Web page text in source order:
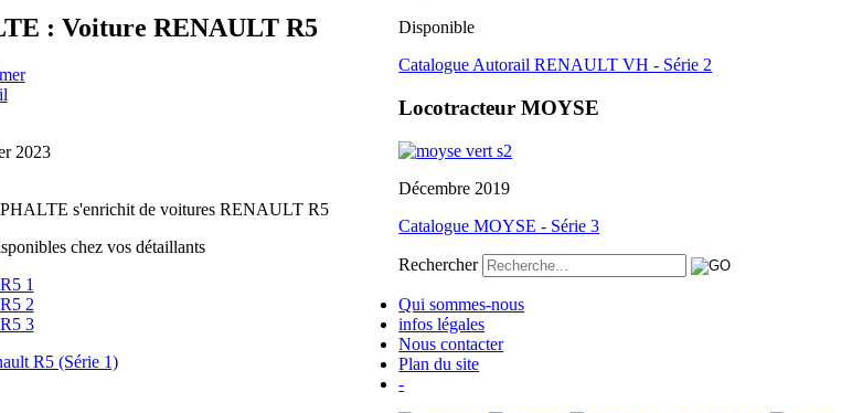
: Voiture RENAULT R5
2023
s'enrichit de voitures RENAULT R5
chez vos détaillants
R5 (Série 1)
Disponible
Catalogue Autorail RENAULT VH - Série 2
Locotracteur MOYSE
Décembre 2019
Catalogue MOYSE - Série 3
Rechercher
Qui sommes-nous
infos légales
Nous contacter
Plan du site
-